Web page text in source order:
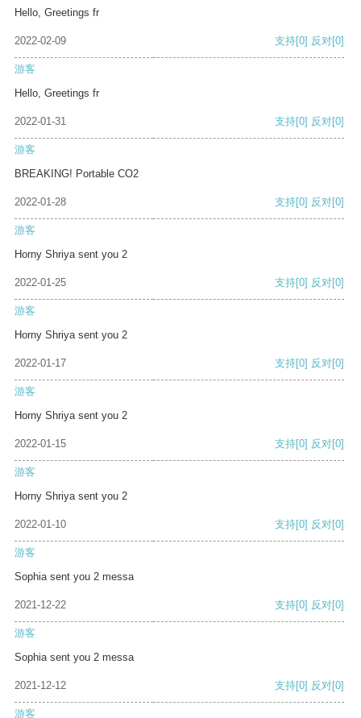
Hello, Greetings fr
2022-02-09 支持[0] 反对[0]
游客
Hello, Greetings fr
2022-01-31 支持[0] 反对[0]
游客
BREAKING! Portable CO2
2022-01-28 支持[0] 反对[0]
游客
Horny Shriya sent you 2
2022-01-25 支持[0] 反对[0]
游客
Horny Shriya sent you 2
2022-01-17 支持[0] 反对[0]
游客
Horny Shriya sent you 2
2022-01-15 支持[0] 反对[0]
游客
Horny Shriya sent you 2
2022-01-10 支持[0] 反对[0]
游客
Sophia sent you 2 messa
2021-12-22 支持[0] 反对[0]
游客
Sophia sent you 2 messa
2021-12-12 支持[0] 反对[0]
游客